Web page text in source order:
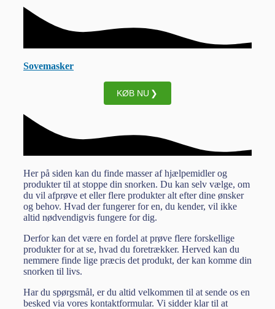
Sovemasker
KØB NU
Her på siden kan du finde masser af hjælpemidler og
produkter til at stoppe din snorken. Du kan selv vælge, om
du vil afprøve et eller flere produkter alt efter dine ønsker
og behov. Hvad der fungerer for en, du kender, vil ikke
altid nødvendigvis fungere for dig.
Derfor kan det være en fordel at prøve flere forskellige
produkter for at se, hvad du foretrækker. Herved kan du
nemmere finde lige præcis det produkt, der kan komme din
snorken til livs.
Har du spørgsmål, er du altid velkommen til at sende os en
besked via vores kontaktformular. Vi sidder klar til at